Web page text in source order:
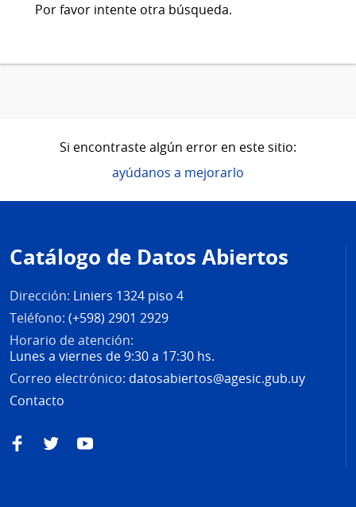
Por favor intente otra búsqueda.
Si encontraste algún error en este sitio:
ayúdanos a mejorarlo
de
página
Catálogo de Datos Abiertos
Dirección: Liniers 1324 piso 4
Teléfono: (+598) 2901 2929
Horario de atención:
Lunes a viernes de 9:30 a 17:30 hs.
Correo electrónico: datosabiertos@agesic.gub.uy
Contacto
FacebookTwitterYouTube